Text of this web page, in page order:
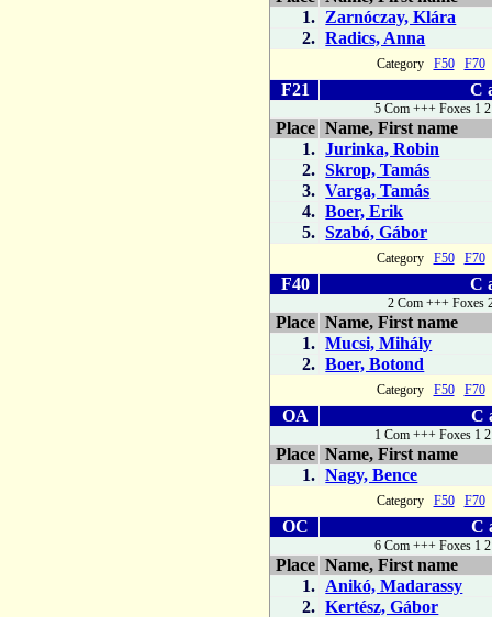
1. Zarnóczay, Klára
2. Radics, Anna
Category F50 F70
F21 C
5 Com +++ Foxes 1
Place Name, First name
1. Jurinka, Robin
2. Skrop, Tamás
3. Varga, Tamás
4. Boer, Erik
5. Szabó, Gábor
Category F50 F70
F40 C
2 Com +++ Foxes
Place Name, First name
1. Mucsi, Mihály
2. Boer, Botond
Category F50 F70
OA C
1 Com +++ Foxes 1
Place Name, First name
1. Nagy, Bence
Category F50 F70
OC C
6 Com +++ Foxes 1
Place Name, First name
1. Anikó, Madarassy
2. Kertész, Gábor